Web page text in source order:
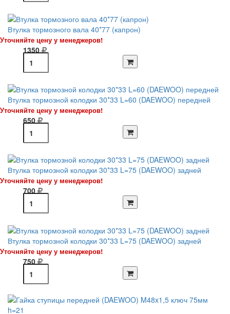
Втулка тормозного вала 40*77 (капрон)
Уточняйте цену у менеджеров!
1350
Втулка тормозной колодки 30*33 L=60 (DAEWOO) передней
Уточняйте цену у менеджеров!
650
Втулка тормозной колодки 30*33 L=75 (DAEWOO) задней
Уточняйте цену у менеджеров!
700
Втулка тормозной колодки 30*33 L=75 (DAEWOO) задней
Уточняйте цену у менеджеров!
750